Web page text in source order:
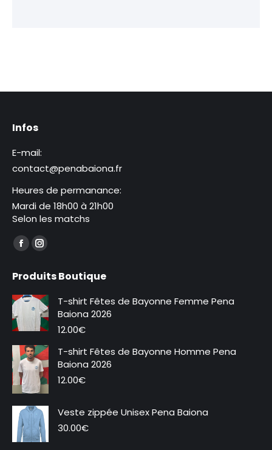
Infos
E-mail:
contact@penabaiona.fr
Heures de permanance:
Mardi de 18h00 à 21h00
Selon les matchs
Trouvez nous sur :
La
Facebook
s'ouvre
dans
une
nouvelle
fenêtre
La
Instagram
s'ouvre
dans
une
nouvelle
fenêtre
Produits Boutique
T-shirt Fêtes de Bayonne Femme Pena
Baiona 2026
12.00€
T-shirt Fêtes de Bayonne Homme Pena
Baiona 2026
12.00€
Veste zippée Unisex Pena Baiona
30.00€